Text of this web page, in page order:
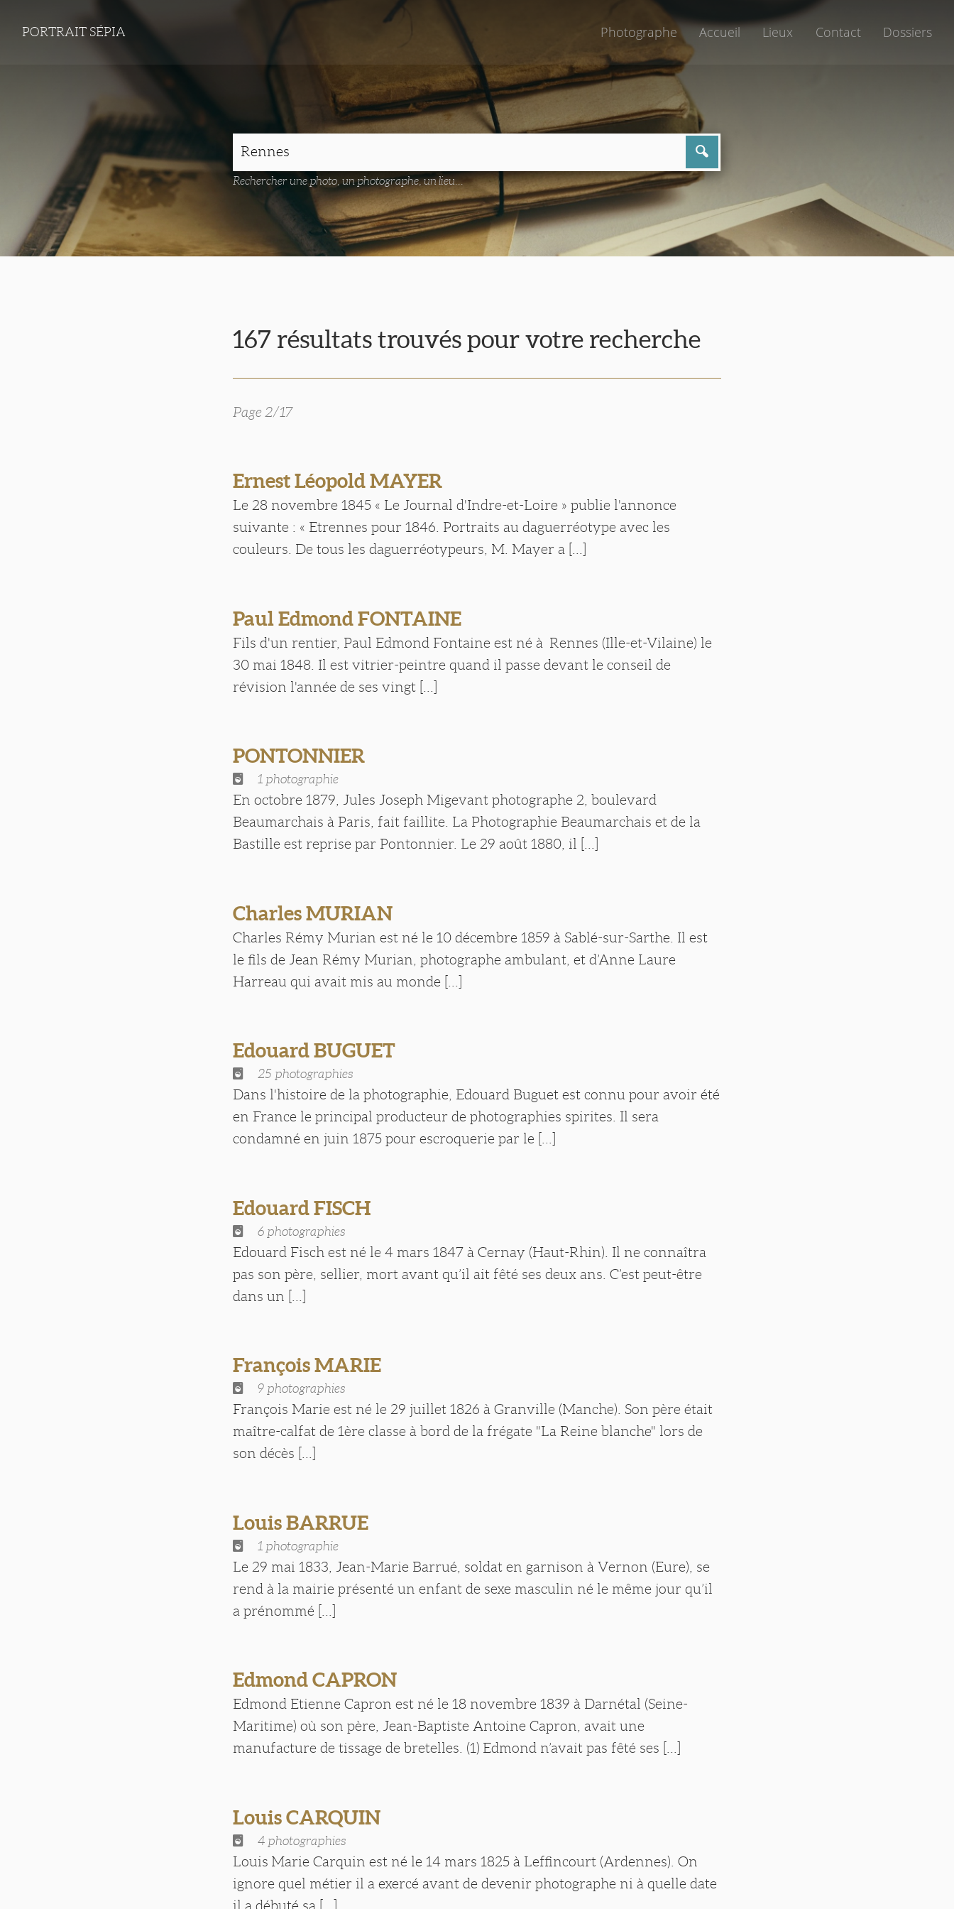
PORTRAIT SÉPIA Photographe Accueil Lieux Contact Dossiers
Rechercher une photo, un photographe, un lieu...
167 résultats trouvés pour votre recherche
Page 2/17
Ernest Léopold MAYER
Le 28 novembre 1845 « Le Journal d'Indre-et-Loire » publie l'annonce
suivante : « Etrennes pour 1846. Portraits au daguerréotype avec les
couleurs. De tous les daguerréotypeurs, M. Mayer a [...]
Paul Edmond FONTAINE
Fils d'un rentier, Paul Edmond Fontaine est né à Rennes (Ille-et-Vilaine) le
30 mai 1848. Il est vitrier-peintre quand il passe devant le conseil de
révision l'année de ses vingt [...]
PONTONNIER
1 photographie
En octobre 1879, Jules Joseph Migevant photographe 2, boulevard
Beaumarchais à Paris, fait faillite. La Photographie Beaumarchais et de la
Bastille est reprise par Pontonnier. Le 29 août 1880, il [...]
Charles MURIAN
Charles Rémy Murian est né le 10 décembre 1859 à Sablé-sur-Sarthe. Il est
le fils de Jean Rémy Murian, photographe ambulant, et d’Anne Laure
Harreau qui avait mis au monde [...]
Edouard BUGUET
25 photographies
Dans l'histoire de la photographie, Edouard Buguet est connu pour avoir été
en France le principal producteur de photographies spirites. Il sera
condamné en juin 1875 pour escroquerie par le [...]
Edouard FISCH
6 photographies
Edouard Fisch est né le 4 mars 1847 à Cernay (Haut-Rhin). Il ne connaîtra
pas son père, sellier, mort avant qu’il ait fêté ses deux ans. C’est peut-être
dans un [...]
François MARIE
9 photographies
François Marie est né le 29 juillet 1826 à Granville (Manche). Son père était
maître-calfat de 1ère classe à bord de la frégate "La Reine blanche" lors de
son décès [...]
Louis BARRUE
1 photographie
Le 29 mai 1833, Jean-Marie Barrué, soldat en garnison à Vernon (Eure), se
rend à la mairie présenté un enfant de sexe masculin né le même jour qu’il
a prénommé [...]
Edmond CAPRON
Edmond Etienne Capron est né le 18 novembre 1839 à Darnétal (Seine-
Maritime) où son père, Jean-Baptiste Antoine Capron, avait une
manufacture de tissage de bretelles. (1) Edmond n’avait pas fêté ses [...]
Louis CARQUIN
4 photographies
Louis Marie Carquin est né le 14 mars 1825 à Leffincourt (Ardennes). On
ignore quel métier il a exercé avant de devenir photographe ni à quelle date
il a débuté sa [...]